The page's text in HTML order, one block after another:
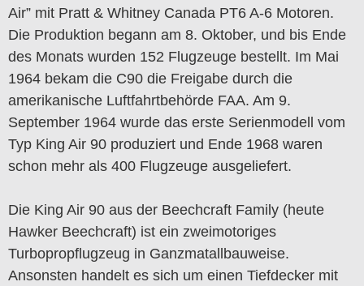
Air” mit Pratt & Whitney Canada PT6 A-6 Motoren.
Die Produktion begann am 8. Oktober, und bis Ende
des Monats wurden 152 Flugzeuge bestellt. Im Mai
1964 bekam die C90 die Freigabe durch die
amerikanische Luftfahrtbehörde FAA. Am 9.
September 1964 wurde das erste Serienmodell vom
Typ King Air 90 produziert und Ende 1968 waren
schon mehr als 400 Flugzeuge ausgeliefert.
Die King Air 90 aus der Beechcraft Family (heute
Hawker Beechcraft) ist ein zweimotoriges
Turbopropflugzeug in Ganzmatallbauweise.
Ansonsten handelt es sich um einen Tiefdecker mit